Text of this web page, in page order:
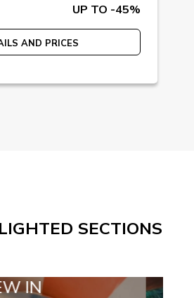
UP TO -45%
AND PRICES
SECTIONS